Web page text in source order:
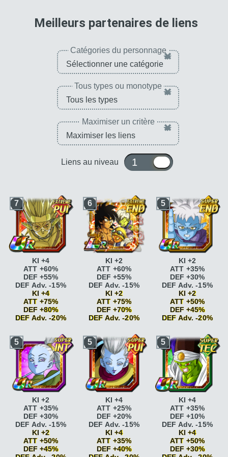
Meilleurs partenaires de liens
Catégories du personnage×
Tous types ou monotype ×
Maximiser un critère ×
Liens au niveau 1 ou 10
7
époustouflanteKI
Vitesse
époustouflante
+2 DEF +5%
Combat acharnéATT
+15%
Combat acharné
+20%
ATT +25% DEF
+25% <=80% HP
ATT +25% DEF
+25%
GentlemanKI +2
KI +4
ATT +60%
DEF +55%
DEF Adv. -15%
KI +4
ATT +75%
DEF +80%
DEF Adv. -20%
6
époustouflanteKI
+2
Vitesse
époustouflante
+2 DEF +5%
Combat acharnéATT
+15%
Combat acharné
+20%
ATT +25% DEF
+25% <=80% HP
ATT +25% DEF
+25%
Jugement
KI +2
ATT +60%
DEF +55%
DEF Adv. -15%
KI +2
ATT +75%
DEF +70%
DEF Adv. -20%
5
époustouflanteKI
+2
Vitesse
époustouflante
+2 DEF +5%
Combat acharnéATT
+15%
Combat acharné
+20%
Jugement
sereinDEF +20%
Jugement
sereinDEF +25%
Soutien
KI +2
ATT +35%
DEF +30%
DEF Adv. -15%
KI +2
ATT +50%
DEF +45%
DEF Adv. -20%
5
KI +2
ATT +35%
DEF +30%
DEF Adv. -15%
KI +2
ATT +50%
DEF +45%
5
KI +4
ATT +25%
DEF +20%
DEF Adv. -15%
KI +4
ATT +35%
DEF +40%
5
KI +4
ATT +35%
DEF +10%
DEF Adv. -15%
KI +4
ATT +50%
DEF +30%